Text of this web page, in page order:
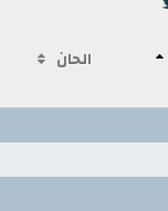
الحان